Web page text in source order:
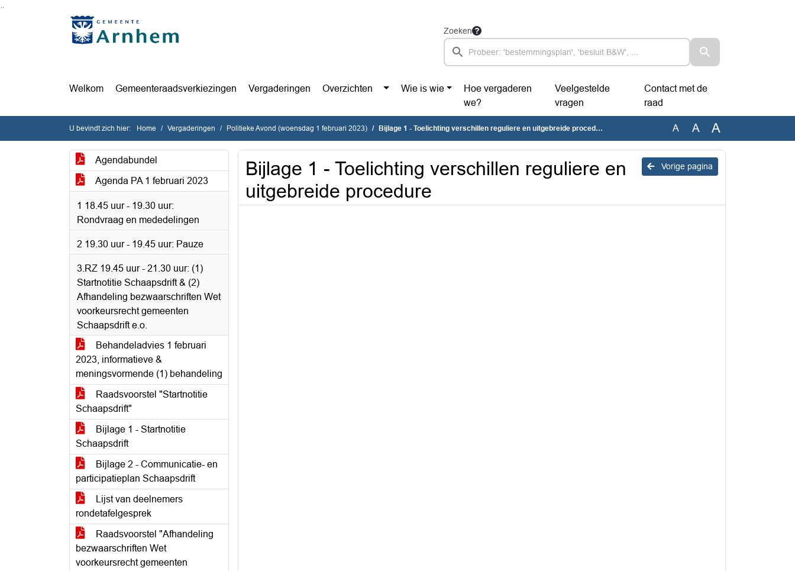
Ga naar de inhoud van deze pagina
Ga naar het zoeken
Ga naar het menu
Zoeken
Welkom Gemeenteraadsverkiezingen Vergaderingen Overzichten Wie is wie
Hoe vergaderen
we?
Veelgestelde
vragen
Contact met de
raad
U bevindt zich hier: Home Vergaderingen Politieke Avond (woensdag 1 februari 2023) Bijlage 1 - Toelichting verschillen reguliere en uitgebreide procedure A A A
Agendabundel
Agenda PA 1 februari 2023
1 18.45 uur - 19.30 uur:
Rondvraag en mededelingen
2 19.30 uur - 19.45 uur: Pauze
3.RZ 19.45 uur - 21.30 uur: (1)
Startnotitie Schaapsdrift & (2)
Afhandeling bezwaarschriften Wet
voorkeursrecht gemeenten
Schaapsdrift e.o.
Behandeladvies 1 februari
2023, informatieve &
meningsvormende (1) behandeling
Raadsvoorstel "Startnotitie
Schaapsdrift"
Bijlage 1 - Startnotitie
Schaapsdrift
Bijlage 2 - Communicatie- en
participatieplan Schaapsdrift
Lijst van deelnemers
rondetafelgesprek
Raadsvoorstel "Afhandeling
bezwaarschriften Wet
voorkeursrecht gemeenten
Vorige pagina
Bijlage 1 - Toelichting verschillen reguliere en
uitgebreide procedure